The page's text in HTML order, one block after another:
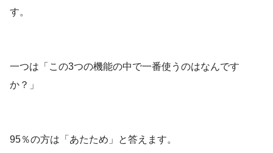
す。
一つは「この3つの機能の中で一番使うのはなんです
か？」
95％の方は「あたため」と答えます。